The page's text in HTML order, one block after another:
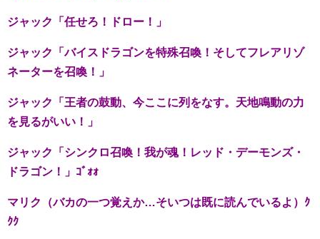
ジャック「任せろ！ドロー！」
ジャック「バイスドラゴンを特殊召喚！そしてフレアリゾ
ネーターを召喚！」
ジャック「王者の鼓動、今ここに列をなす。天地鳴動の力
を見るがいい！」
ジャック「シンクロ召喚！我が魂！レッド・デーモンズ・
ドラゴン！」ｺﾞｫｫ
マリク（バカの一つ覚えか…そいつは既に読んでいるよ）ｸ
ｸｸ